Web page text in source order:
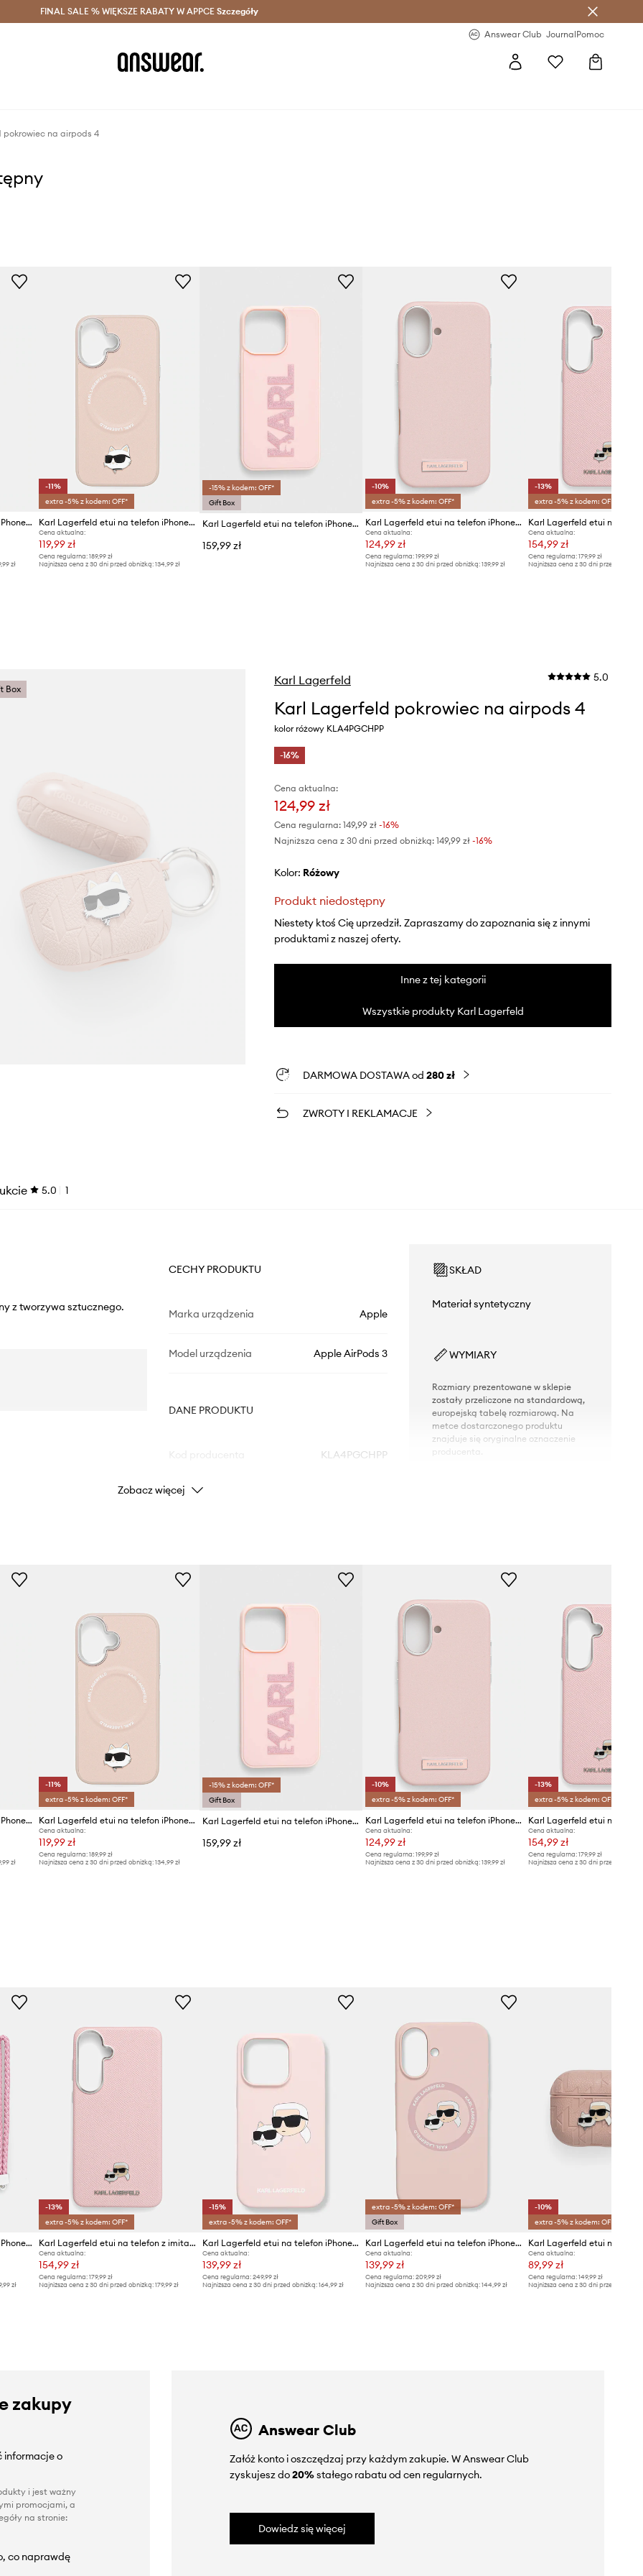
z Answear Club > Dostawa nawet w 24h >
FINAL SALE % WIĘKSZE RABATY W APPCE Szczegóły
Answear Club JournalPomoc
pokrowiec na airpods 4
Karl Lagerfeld etui na telefon iPhone 17
zł
-11%
extra -5% z kodem: OFF*
Karl Lagerfeld etui na telefon iPhone 17
Cena aktualna:
119,99 zł
Cena regularna: 189,99 zł
Najniższa cena z 30 dni przed obniżką: 134,99 zł
-15% z kodem: OFF*
Gift Box
Karl Lagerfeld etui na telefon iPhone 15 Pro Max 6.7"
159,99 zł
-10%
extra -5% z kodem: OFF*
Karl Lagerfeld etui na telefon iPhone 16 6.1
Cena aktualna:
124,99 zł
Cena regularna:199,99 zł
Najniższa cena z 30 dni przed obniżką:139,99 zł
-13%
extra -5% z kodem: OFF*
Cena aktualna:
154,99 zł
Cena regularna: 179,99 zł
Najniższa cena z 30 dni przed obniżką:
Box
Karl Lagerfeld 5.0
Karl Lagerfeld pokrowiec na airpods 4
kolor różowy KLA4PGCHPP
-16%
Cena aktualna:
124,99 zł
Cena regularna: 149,99 zł-16%
Najniższa cena z 30 dni przed obniżką: 149,99 zł -16%
Kolor: różowy
Produkt niedostępny
Niestety ktoś Cię uprzedził. Zapraszamy do zapoznania się z innymi
produktami z naszej oferty.
Inne z tej kategorii
Wszystkie produkty Karl Lagerfeld
DARMOWA DOSTAWA od 280 zł
ZWROTY I REKLAMACJE
5.0 1
z tworzywa sztucznego.
CECHY PRODUKTU
Marka urządzenia Apple
Model urządzenia Apple AirPods 3
DANE PRODUKTU
KLA4PGCHPP
Kolor
Producent
SKŁAD
Materiał syntetyczny
WYMIARY
Rozmiary prezentowane w sklepie
zostały przeliczone na standardową,
europejską tabelę rozmiarową. Na
metce dostarczonego produktu
znajduje się oryginalne oznaczenie
producenta.
Zobacz więcej
Karl Lagerfeld etui na telefon iPhone 17
zł
-11%
extra -5% z kodem: OFF*
Karl Lagerfeld etui na telefon iPhone 17
Cena aktualna:
119,99 zł
Cena regularna: 189,99 zł
Najniższa cena z 30 dni przed obniżką: 134,99 zł
-15% z kodem: OFF*
Gift Box
Karl Lagerfeld etui na telefon iPhone 15 Pro Max 6.7"
159,99 zł
-10%
extra -5% z kodem: OFF*
Karl Lagerfeld etui na telefon iPhone 16 6.1
Cena aktualna:
124,99 zł
Cena regularna:199,99 zł
Najniższa cena z 30 dni przed obniżką:139,99 zł
-13%
extra -5% z kodem: OFF*
Cena aktualna:
154,99 zł
Cena regularna: 179,99 zł
Najniższa cena z 30 dni przed obniżką:
Karl Lagerfeld etui na telefon iPhone 16
zł
-13%
extra -5% z kodem: OFF*
Karl Lagerfeld etui na telefon z imitacji skóry Samsung Galaxy S26+
Cena aktualna:
154,99 zł
Cena regularna: 179,99 zł
Najniższa cena z 30 dni przed obniżką: 179,99 zł
-15%
extra -5% z kodem: OFF*
Karl Lagerfeld etui na telefon iPhone 16 Pro
Cena aktualna:
139,99 zł
Cena regularna: 249,99 zł
Najniższa cena z 30 dni przed obniżką: 164,99 zł
extra -5% z kodem: OFF*
Gift Box
Karl Lagerfeld etui na telefon iPhone 16
Cena aktualna:
139,99 zł
Cena regularna:209,99 zł
Najniższa cena z 30 dni przed obniżką:144,99 zł
-10%
extra -5% z kodem: OFF*
Karl Lagerfeld etui na
Cena aktualna:
89,99 zł
Cena regularna: 149,99 zł
Najniższa cena z 30 dni przed obniżką:
zakupy
informacje o
i jest ważny
promocjami, a
na stronie:
co naprawdę
Answear Club
Załóż konto i oszczędzaj przy każdym zakupie. W Answear Club
zyskujesz do20%stałego rabatu od cen regularnych.
Dowiedz się więcej